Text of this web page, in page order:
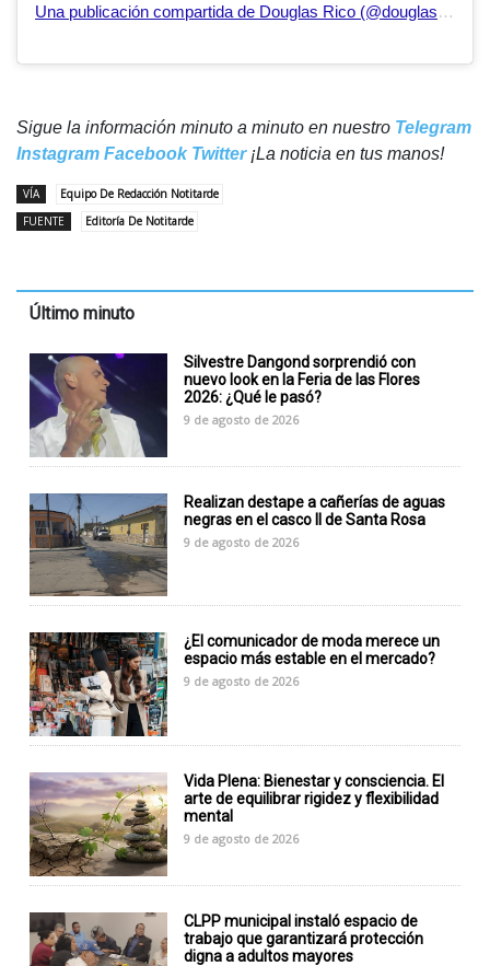
Una publicación compartida de Douglas Rico (@douglasricovzla)
Sigue la información minuto a minuto en nuestro Telegram
Instagram Facebook Twitter¡La noticia en tus manos!
VÍA
Equipo De Redacción Notitarde
FUENTE
Editoría De Notitarde
Último minuto
Silvestre Dangond sorprendió con
nuevo look en la Feria de las Flores
2026: ¿Qué le pasó?
9 de agosto de 2026
Realizan destape a cañerías de aguas
negras en el casco II de Santa Rosa
9 de agosto de 2026
¿El comunicador de moda merece un
espacio más estable en el mercado?
9 de agosto de 2026
Vida Plena: Bienestar y consciencia. El
arte de equilibrar rigidez y flexibilidad
mental
9 de agosto de 2026
CLPP municipal instaló espacio de
trabajo que garantizará protección
digna a adultos mayores